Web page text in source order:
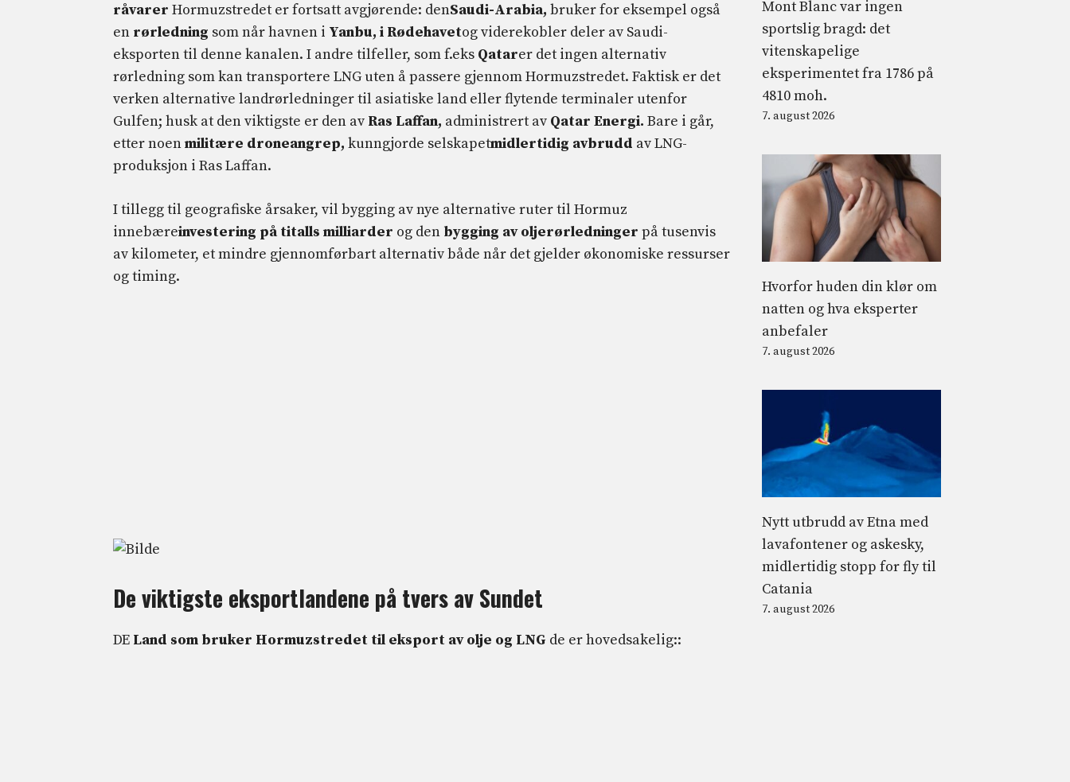
råvarer Hormuzstredet er fortsatt avgjørende: denSaudi-Arabia, bruker for eksempel også
en rørledning som når havnen i Yanbu, i Rødehavetog viderekobler deler av Saudi-
eksporten til denne kanalen. I andre tilfeller, som f.eks Qatarer det ingen alternativ
rørledning som kan transportere LNG uten å passere gjennom Hormuzstredet. Faktisk er det
verken alternative landrørledninger til asiatiske land eller flytende terminaler utenfor
Gulfen; husk at den viktigste er den av Ras Laffan, administrert av Qatar Energi. Bare i går,
etter noenmilitære droneangrep, kunngjorde selskapetmidlertidig avbrudd av LNG-
produksjon i Ras Laffan.
I tillegg til geografiske årsaker, vil bygging av nye alternative ruter til Hormuz
innebæreinvestering på titalls milliarder og den bygging av oljerørledninger på tusenvis
av kilometer, et mindre gjennomførbart alternativ både når det gjelder økonomiske ressurser
og timing.
De viktigste eksportlandene på tvers av Sundet
DE Land som bruker Hormuzstredet til eksport av olje og LNG de er hovedsakelig::
Mont Blanc var ingen
sportslig bragd: det
vitenskapelige
eksperimentet fra 1786 på
4810 moh.
7. august 2026
Hvorfor huden din klør om
natten og hva eksperter
anbefaler
7. august 2026
Nytt utbrudd av Etna med
lavafontener og askesky,
midlertidig stopp for fly til
Catania
7. august 2026